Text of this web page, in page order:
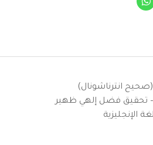
(صحيح انترناشونال)
– تحقيق فضل إلهي ظهير
الإنجليزية